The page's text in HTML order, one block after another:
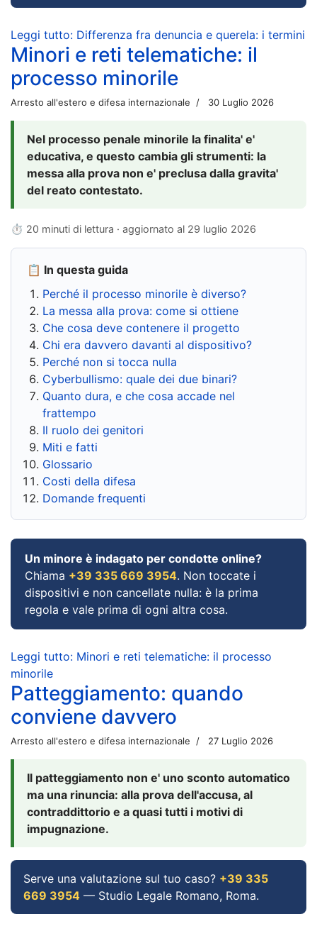
Leggi tutto: Differenza fra denuncia e querela: i termini
Minori e reti telematiche: il
processo minorile
Arresto all'estero e difesa internazionale 30 Luglio 2026
Nel processo penale minorile la finalita' e'
educativa, e questo cambia gli strumenti: la
messa alla prova non e' preclusa dalla gravita'
del reato contestato.
⏱ 20 minuti di lettura · aggiornato al 29 luglio 2026
📋 In questa guida
Perché il processo minorile è diverso?
La messa alla prova: come si ottiene
Che cosa deve contenere il progetto
Chi era davvero davanti al dispositivo?
Perché non si tocca nulla
Cyberbullismo: quale dei due binari?
Quanto dura, e che cosa accade nel
frattempo
Il ruolo dei genitori
Miti e fatti
Glossario
Costi della difesa
Domande frequenti
Un minore è indagato per condotte online?
Chiama +39 335 669 3954. Non toccate i
dispositivi e non cancellate nulla: è la prima
regola e vale prima di ogni altra cosa.
Leggi tutto: Minori e reti telematiche: il processo
minorile
Patteggiamento: quando
conviene davvero
Arresto all'estero e difesa internazionale 27 Luglio 2026
Il patteggiamento non e' uno sconto automatico
ma una rinuncia: alla prova dell'accusa, al
contraddittorio e a quasi tutti i motivi di
impugnazione.
Serve una valutazione sul tuo caso? +39 335
669 3954 — Studio Legale Romano, Roma.